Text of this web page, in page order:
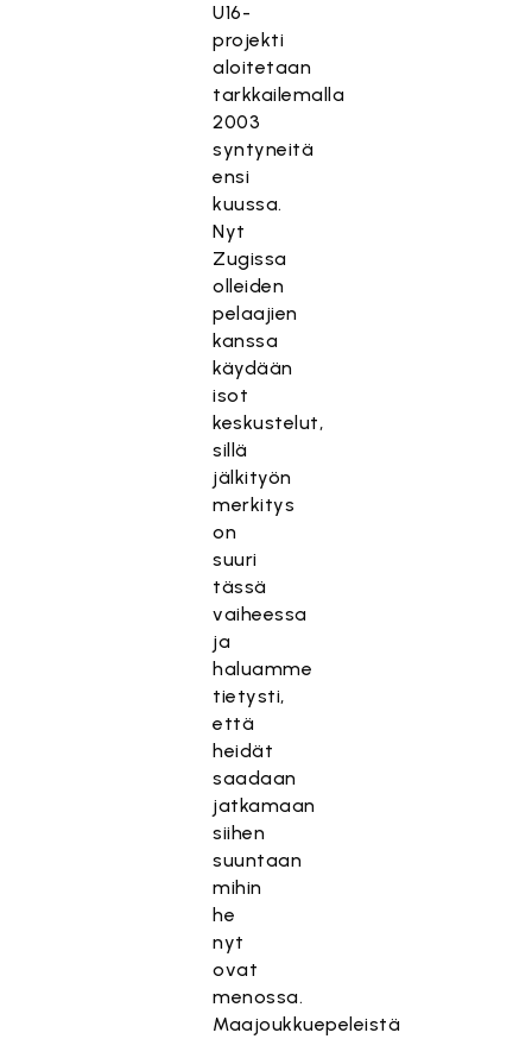
U16-
projekti
aloitetaan
tarkkailemalla
2003
syntyneitä
ensi
kuussa.
Nyt
Zugissa
olleiden
pelaajien
kanssa
käydään
isot
keskustelut,
sillä
jälkityön
merkitys
on
suuri
tässä
vaiheessa
ja
haluamme
tietysti,
että
heidät
saadaan
jatkamaan
siihen
suuntaan
mihin
he
nyt
ovat
menossa.
Maajoukkuepeleistä